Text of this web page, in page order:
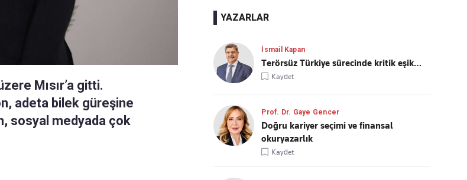
Mısır’a gitti.
adeta bilek güreşine
sosyal medyada çok
YAZARLAR
İsmail Kapan
Terörsüz Türkiye sürecinde kritik eşik…
Kaydet
Prof. Dr. Gaye Gencer
Doğru kariyer seçimi ve finansal
okuryazarlık
Kaydet